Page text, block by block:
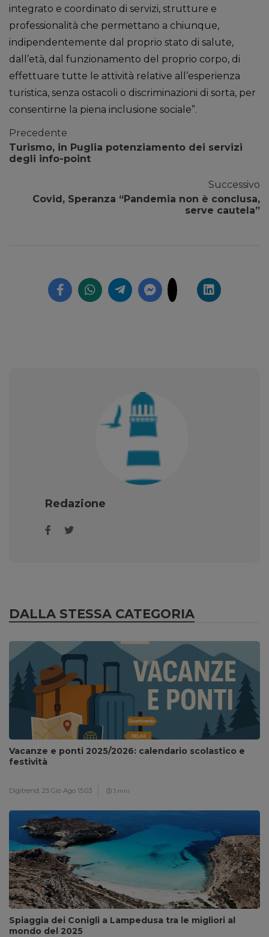
integrato e coordinato di servizi, strutture e
professionalità che permettano a chiunque,
indipendentemente dal proprio stato di salute,
dall’età, dal funzionamento del proprio corpo, di
effettuare tutte le attività relative all’esperienza
turistica, senza ostacoli o discriminazioni di sorta, per
consentirne la piena inclusione sociale”.
Precedente
Turismo, in Puglia potenziamento dei servizi
degli info-point
Successivo
Covid, Speranza “Pandemia non è conclusa,
serve cautela”
Redazione
DALLA STESSA CATEGORIA
Vacanze e ponti 2025/2026: calendario scolastico e
festività
Digitrend, 25 Gio Ago 15:03 3 min
Spiaggia dei Conigli a Lampedusa tra le migliori al
mondo del 2025